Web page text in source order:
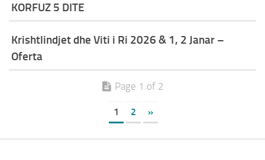
KORFUZ 5 DITE
Krishtlindjet dhe Viti i Ri 2026 & 1, 2 Janar –
Oferta
Page 1 of 2
1 2 »